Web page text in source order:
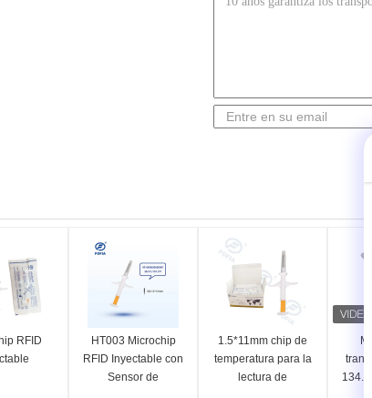
RFID
HT003 Microchip
RFID Inyectable con
Sensor de
1.5*11mm chip de
temperatura para la
lectura de